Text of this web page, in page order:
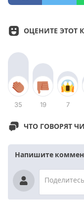
ОЦЕНИТЕ ЭТОТ
35 19 7
ЧТО ГОВОРЯТ
Напишите